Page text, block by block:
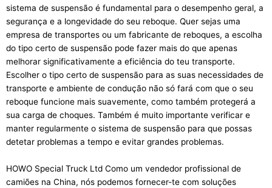
sistema de suspensão é fundamental para o desempenho geral, a
segurança e a longevidade do seu reboque. Quer sejas uma
empresa de transportes ou um fabricante de reboques, a escolha
do tipo certo de suspensão pode fazer mais do que apenas
melhorar significativamente a eficiência do teu transporte.
Escolher o tipo certo de suspensão para as suas necessidades de
transporte e ambiente de condução não só fará com que o seu
reboque funcione mais suavemente, como também protegerá a
sua carga de choques. Também é muito importante verificar e
manter regularmente o sistema de suspensão para que possas
detetar problemas a tempo e evitar grandes problemas.
HOWO Special Truck Ltd Como um vendedor profissional de
camiões na China, nós podemos fornecer-te com soluções